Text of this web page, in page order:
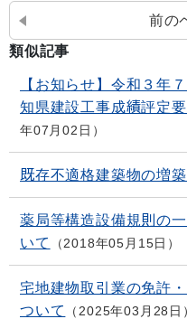
前の
類似記事
【お知らせ】令和３年
知県建設工事成績評定
年07月02日
既存不適格建築物の増
薬局等構造設備規則の
いて
2018年05月15日
宅地建物取引業の免許
ついて
2025年03月28日